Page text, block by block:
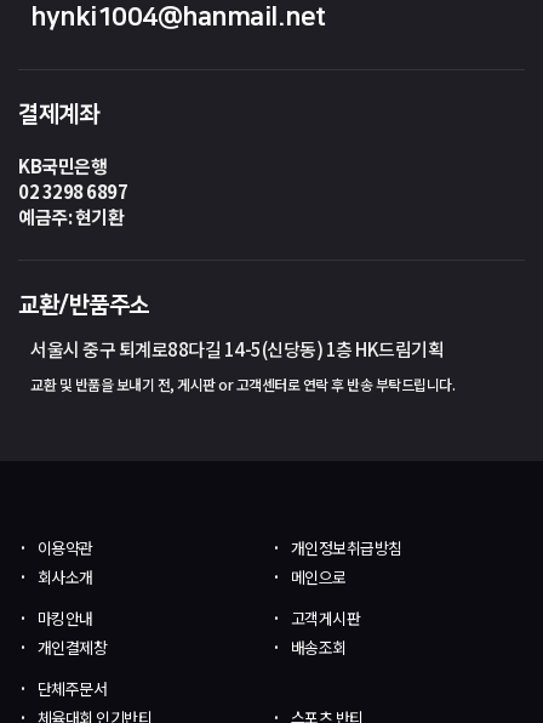
hynki1004@hanmail.net
결제계좌
KB국민은행
02 3298 6897
예금주: 현기환
교환/반품주소
서울시 중구 퇴계로88다길 14-5(신당동) 1층 HK드림기획
교환 및 반품을 보내기 전, 게시판 or 고객센터로 연락 후 반송 부탁드립니다.
이용약관
개인정보취급방침
회사소개
메인으로
마킹안내
고객게시판
개인결제창
배송조회
단체주문서
체육대회 인기반티
스포츠 반티